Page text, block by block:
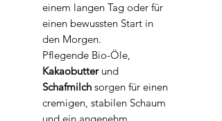
einem langen Tag oder für
einen bewussten Start in
den Morgen.
Pflegende Bio-Öle,
Kakaobutterund
Schafmilch sorgen für einen
cremigen, stabilen Schaum